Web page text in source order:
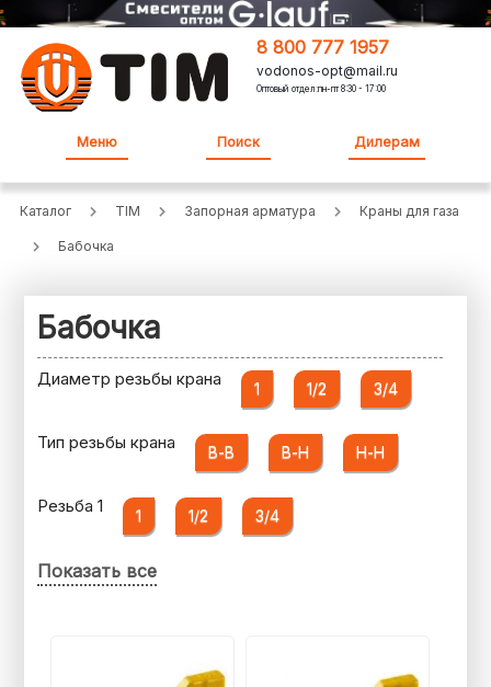
8 800 777 1957
vodonos-opt@mail.ru
Оптовый отдел:пн-пт 8:30 - 17:00
Меню Поиск Дилерам
Каталог TIM Запорная арматура Краны для газа
Бабочка
Бабочка
Диаметр резьбы крана 1 1/2 3/4
Тип резьбы крана В-В В-Н Н-Н
Резьба 1 1 1/2 3/4
Показать все